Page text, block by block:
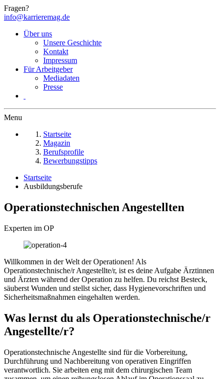
Fragen?
info@karrieremag.de
Über uns
Unsere Geschichte
Kontakt
Impressum
Für Arbeitgeber
Mediadaten
Presse
Menu
Startseite
Magazin
Berufsprofile
Bewerbungstipps
Startseite
Ausbildungsberufe
Operationstechnischen Angestellten
Experten im OP
Willkommen in der Welt der Operationen! Als
Operationstechnische/r Angestellte/r, ist es deine Aufgabe Ärztinnen
und Ärzten während der Operation zu helfen. Du reichst Besteck,
säuberst Wunden und stellst sicher, dass Hygienevorschriften und
Sicherheitsmaßnahmen eingehalten werden.
Was lernst du als Operationstechnische/r
Angestellte/r?
Operationstechnische Angestellte sind für die Vorbereitung,
Durchführung und Nachbereitung von operativen Eingriffen
verantwortlich. Sie arbeiten eng mit dem chirurgischen Team